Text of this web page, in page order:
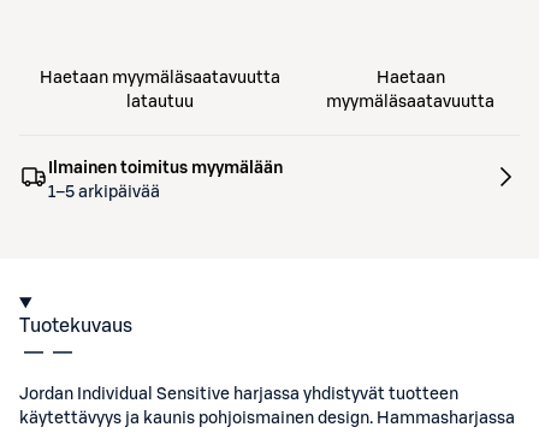
Haetaan myymäläsaatavuutta
latautuu
Haetaan
myymäläsaatavuutta
Ilmainen toimitus myymälään
1–5 arkipäivää
Tuotekuvaus
Jordan Individual Sensitive harjassa yhdistyvät tuotteen
käytettävyys ja kaunis pohjoismainen design. Hammasharjassa